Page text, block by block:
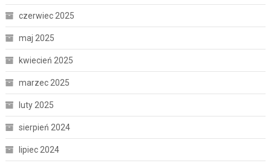
czerwiec 2025
maj 2025
kwiecień 2025
marzec 2025
luty 2025
sierpień 2024
lipiec 2024